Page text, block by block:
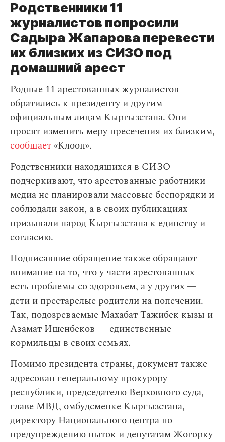
Родственники 11
журналистов попросили
Садыра Жапарова перевести
их близких из СИЗО под
домашний арест
Родные 11 арестованных журналистов
обратились к президенту и другим
официальным лицам Кыргызстана. Они
просят изменить меру пресечения их близким,
сообщает«Клооп».
Родственники находящихся в СИЗО
подчеркивают, что арестованные работники
медиа не планировали массовые беспорядки и
соблюдали закон, а в своих публикациях
призывали народ Кыргызстана к единству и
согласию.
Подписавшие обращение также обращают
внимание на то, что у части арестованных
есть проблемы со здоровьем, а у других —
дети и престарелые родители на попечении.
Так, подозреваемые Махабат Тажибек кызы и
Азамат Ишенбеков — единственные
кормильцы в своих семьях.
Помимо президента страны, документ также
адресован генеральному прокурору
республики, председателю Верховного суда,
главе МВД, омбудсменке Кыргызстана,
директору Национального центра по
предупреждению пыток и депутатамЖогорку